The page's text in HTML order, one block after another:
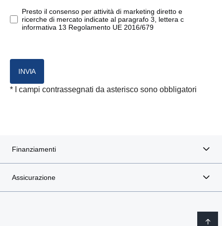
entro il limite di 7.500 €.
Presto il consenso per attività di marketing diretto e
ricerche di mercato indicate al paragrafo 3, lettera c
informativa 13 Regolamento UE 2016/679
INVIA
* I campi contrassegnati da asterisco sono obbligatori
Finanziamenti
Assicurazione